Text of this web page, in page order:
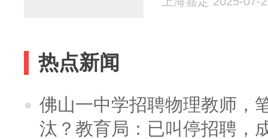
热点新闻
佛山一中学招聘物理教师，
汰？教育局：已叫停招聘，